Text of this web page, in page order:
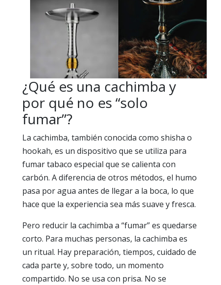
¿Qué es una cachimba y
por qué no es “solo
fumar”?
La cachimba, también conocida como shisha o
hookah, es un dispositivo que se utiliza para
fumar tabaco especial que se calienta con
carbón. A diferencia de otros métodos, el humo
pasa por agua antes de llegar a la boca, lo que
hace que la experiencia sea más suave y fresca.
Pero reducir la cachimba a “fumar” es quedarse
corto. Para muchas personas, la cachimba es
un ritual. Hay preparación, tiempos, cuidado de
cada parte y, sobre todo, un momento
compartido. No se usa con prisa. No se